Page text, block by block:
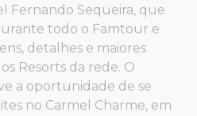
Fernando Sequeira, que
todo o Famtour e
detalhes e maiores
Resorts da rede. O
a oportunidade de se
no Carmel Charme, em